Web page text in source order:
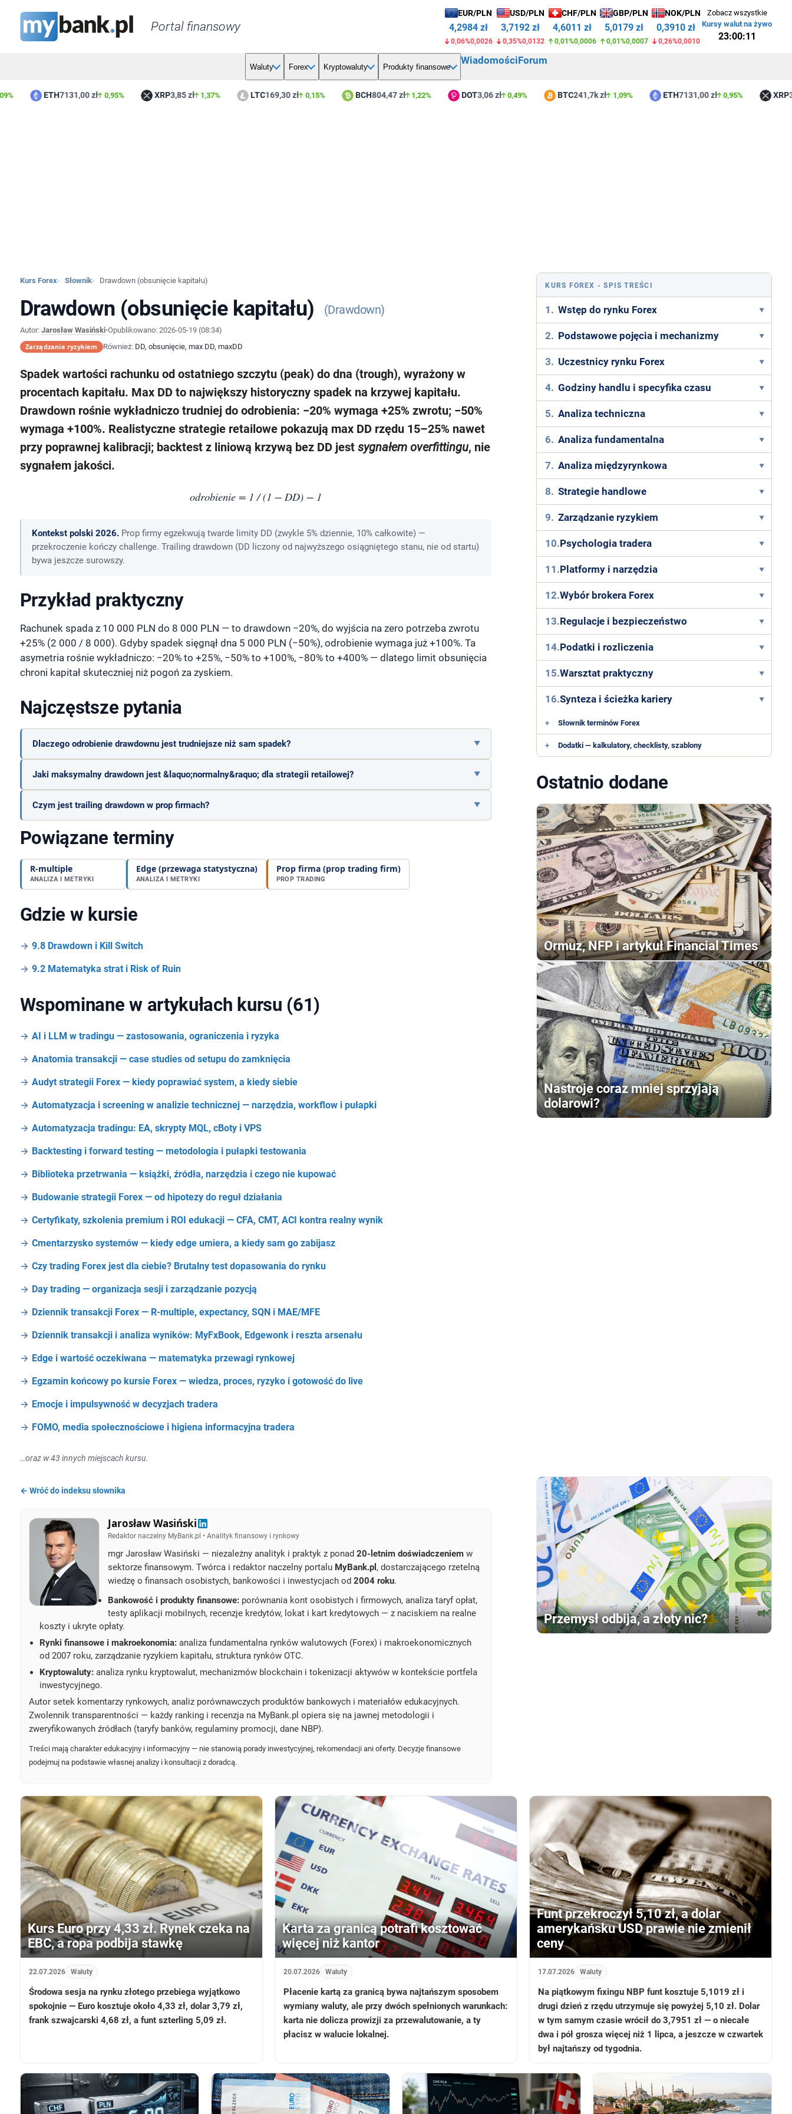
Portal finansowy
EUR/PLN
4,2984 zł
0,06%0,0026
USD/PLN
3,7192 zł
0,35%0,0132
CHF/PLN
4,6011 zł
0,01%0,0006
GBP/PLN
5,0179 zł
0,01%0,0007
NOK/PLN
0,3910 zł
0,26%0,0010
Zobacz wszystkie
Kursy walut na żywo
23:00:11
Waluty Forex Kryptowaluty Produkty finansowe
WiadomościForum
ETH7131,00 zł 0,95% XRP3,85 zł 1,37% LTC169,30 zł 0,15% BCH804,47 zł 1,22% DOT3,06 zł 0,49% BTC241,7k zł 1,09% ETH7131,00 zł 0,95% XRP
Kurs Forex Słownik Drawdown (obsunięcie kapitału)
Drawdown (obsunięcie kapitału) Drawdown
Autor: Jarosław Wasiński•Opublikowano: 2026-05-19 (08:34)
Zarządzanie ryzykiem
Również: DD, obsunięcie, max DD, maxDD
Spadek wartości rachunku od ostatniego szczytu (peak) do dna (trough), wyrażony w
procentach kapitału. Max DDto największy historyczny spadek na krzywej kapitału.
Drawdown rośnie wykładniczo trudniej do odrobienia: −20% wymaga +25% zwrotu; −50%
wymaga +100%. Realistyczne strategie retailowe pokazują max DD rzędu 15–25% nawet
przy poprawnej kalibracji; backtest z liniową krzywą bez DD jest sygnałem overfittingu, nie
sygnałem jakości.
odrobienie = 1 / (1 − DD) − 1
Kontekst polski 2026. Prop firmy egzekwują twarde limity DD (zwykle 5% dziennie, 10% całkowite) —
przekroczenie kończy challenge. Trailing drawdown (DD liczony od najwyższego osiągniętego stanu, nie od startu)
bywa jeszcze surowszy.
Przykład praktyczny
Rachunek spada z 10 000 PLN do 8 000 PLN — to drawdown −20%, do wyjścia na zero potrzeba zwrotu
+25% (2 000 / 8 000). Gdyby spadek sięgnął dna 5 000 PLN (−50%), odrobienie wymaga już +100%. Ta
asymetria rośnie wykładniczo: −20% to +25%, −50% to +100%, −80% to +400% — dlatego limit obsunięcia
chroni kapitał skuteczniej niż pogoń za zyskiem.
Najczęstsze pytania
Dlaczego odrobienie drawdownu jest trudniejsze niż sam spadek?
Jaki maksymalny drawdown jest &laquo;normalny&raquo; dla strategii retailowej?
Czym jest trailing drawdown w prop firmach?
Powiązane terminy
R-multiple
ANALIZA I METRYKI
Edge (przewaga statystyczna)
ANALIZA I METRYKI
Prop firma (prop trading firm)
PROP TRADING
Gdzie w kursie
9.8 Drawdown i Kill Switch
9.2 Matematyka strat i Risk of Ruin
Wspominane w artykułach kursu (61)
AI i LLM w tradingu — zastosowania, ograniczenia i ryzyka
Anatomia transakcji — case studies od setupu do zamknięcia
Audyt strategii Forex — kiedy poprawiać system, a kiedy siebie
Automatyzacja i screening w analizie technicznej — narzędzia, workflow i pułapki
Automatyzacja tradingu: EA, skrypty MQL, cBoty i VPS
Backtesting i forward testing — metodologia i pułapki testowania
Biblioteka przetrwania — książki, źródła, narzędzia i czego nie kupować
Budowanie strategii Forex — od hipotezy do reguł działania
Certyfikaty, szkolenia premium i ROI edukacji — CFA, CMT, ACI kontra realny wynik
Cmentarzysko systemów — kiedy edge umiera, a kiedy sam go zabijasz
Czy trading Forex jest dla ciebie? Brutalny test dopasowania do rynku
Day trading — organizacja sesji i zarządzanie pozycją
Dziennik transakcji Forex — R-multiple, expectancy, SQN i MAE/MFE
Dziennik transakcji i analiza wyników: MyFxBook, Edgewonk i reszta arsenału
Edge i wartość oczekiwana — matematyka przewagi rynkowej
Egzamin końcowy po kursie Forex — wiedza, proces, ryzyko i gotowość do live
Emocje i impulsywność w decyzjach tradera
FOMO, media społecznościowe i higiena informacyjna tradera
…oraz w 43 innych miejscach kursu.
← Wróć do indeksu słownika
Jarosław Wasiński
Redaktor naczelny MyBank.pl • Analityk finansowy i rynkowy
mgr Jarosław Wasiński — niezależny analityk i praktyk z ponad 20-letnim doświadczeniemw
sektorze finansowym. Twórca i redaktor naczelny portalu MyBank.pl , dostarczającego rzetelną
wiedzę o finansach osobistych, bankowości i inwestycjach od 2004 roku.
Bankowość i produkty finansowe:porównania kont osobistych i firmowych, analiza taryf opłat,
testy aplikacji mobilnych, recenzje kredytów, lokat i kart kredytowych — z naciskiem na realne
koszty i ukryte opłaty.
Rynki finansowe i makroekonomia:analiza fundamentalna rynków walutowych (Forex) i makroekonomicznych
od 2007 roku, zarządzanie ryzykiem kapitału, struktura rynków OTC.
Kryptowaluty:analiza rynku kryptowalut, mechanizmów blockchain i tokenizacji aktywów w kontekście portfela
inwestycyjnego.
Autor setek komentarzy rynkowych, analiz porównawczych produktów bankowych i materiałów edukacyjnych.
Zwolennik transparentności — każdy ranking i recenzja na MyBank.pl opiera się na jawnej metodologii i
zweryfikowanych źródłach (taryfy banków, regulaminy promocji, dane NBP).
Treści mają charakter edukacyjny i informacyjny — nie stanowią porady inwestycyjnej, rekomendacji ani oferty. Decyzje finansowe
podejmuj na podstawie własnej analizy i konsultacji z doradcą.
KURS FOREX - SPIS TREŚCI
1. Wstęp do rynku Forex
2. Podstawowe pojęcia i mechanizmy
3. Uczestnicy rynku Forex
4. Godziny handlu i specyfika czasu
5. Analiza techniczna
6. Analiza fundamentalna
7. Analiza międzyrynkowa
8. Strategie handlowe
9. Zarządzanie ryzykiem
10.Psychologia tradera
11.Platformy i narzędzia
12.Wybór brokera Forex
13.Regulacje i bezpieczeństwo
14.Podatki i rozliczenia
15.Warsztat praktyczny
16.Synteza i ścieżka kariery
+ Słownik terminów Forex
+ Dodatki — kalkulatory, checklisty, szablony
Ostatnio dodane
Ormuz, NFP i artykuł Financial Times
Nastroje coraz mniej sprzyjają
dolarowi?
Przemysł odbija, a złoty nic?
Kurs Euro przy 4,33 zł. Rynek czeka na
EBC, a ropa podbija stawkę
22.07.2026 Waluty
Środowa sesja na rynku złotego przebiega wyjątkowo
spokojnie — Euro kosztuje około 4,33 zł, dolar 3,79 zł,
frank szwajcarski 4,68 zł, a funt szterling 5,09 zł.
Karta za granicą potrafi kosztować
więcej niż kantor
20.07.2026 Waluty
Płacenie kartą za granicą bywa najtańszym sposobem
wymiany waluty, ale przy dwóch spełnionych warunkach:
karta nie dolicza prowizji za przewalutowanie, a ty
płacisz w walucie lokalnej.
Funt przekroczył 5,10 zł, a dolar
amerykańsku USD prawie nie zmienił
ceny
17.07.2026 Waluty
Na piątkowym fixingu NBP funt kosztuje 5,1019 zł i
drugi dzień z rzędu utrzymuje się powyżej 5,10 zł. Dolar
w tym samym czasie wrócił do 3,7951 zł — o niecałe
dwa i pół grosza więcej niż 1 lipca, a jeszcze w czwartek
był najtańszy od tygodnia.